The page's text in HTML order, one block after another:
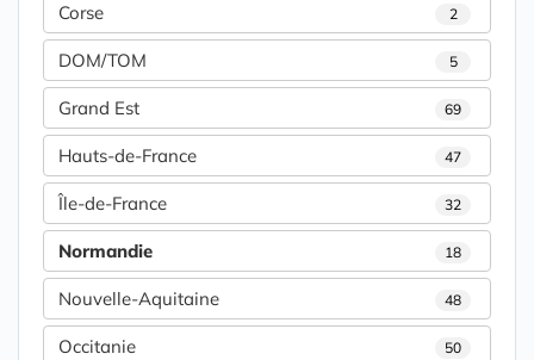
Corse 2
DOM/TOM 5
Grand Est 69
Hauts-de-France 47
Île-de-France 32
Normandie 18
Nouvelle-Aquitaine 48
Occitanie 50